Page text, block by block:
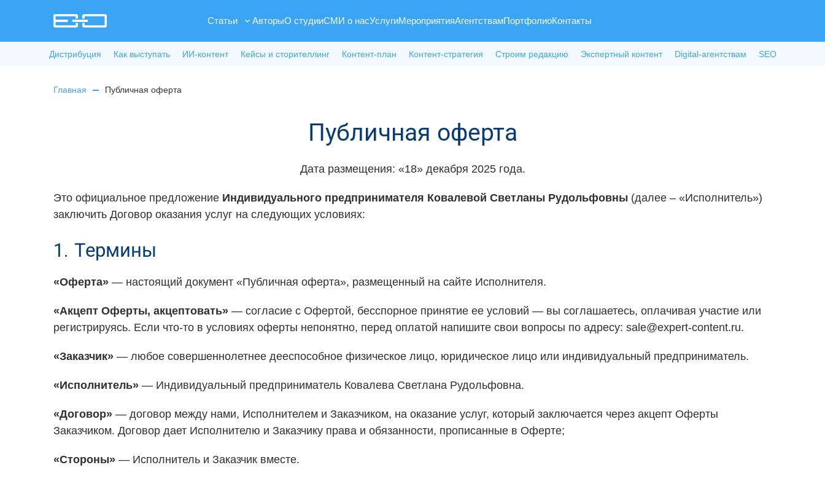
Статьи АвторыО студииСМИ о насУслугиМероприятияАгентствамПортфолиоКонтакты
Дистрибуция Как выступать ИИ-контент Кейсы и сторителлинг Контент-план Контент-стратегия Строим редакцию Экспертный контент Digital-агентствам SEO
Главная Публичная оферта
Публичная оферта
Дата размещения: «18» декабря 2025 года.
Это официальное предложение Индивидуального предпринимателя Ковалевой Светланы Рудольфовны (далее – «Исполнитель»)
заключить Договор оказания услуг на следующих условиях:
1. Термины
«Оферта» — настоящий документ «Публичная оферта», размещенный на сайте Исполнителя.
«Акцепт Оферты, акцептовать» — согласие с Офертой, бесспорное принятие ее условий — вы соглашаетесь, оплачивая участие или
регистрируясь. Если что-то в условиях оферты непонятно, перед оплатой напишите свои вопросы по адресу: sale@expert-content.ru.
«Заказчик» — любое совершеннолетнее дееспособное физическое лицо, юридическое лицо или индивидуальный предприниматель.
«Исполнитель» — Индивидуальный предприниматель Ковалева Светлана Рудольфовна.
«Договор» — договор между нами, Исполнителем и Заказчиком, на оказание услуг, который заключается через акцепт Оферты
Заказчиком. Договор дает Исполнителю и Заказчику права и обязанности, прописанные в Оферте;
«Стороны» — Исполнитель и Заказчик вместе.